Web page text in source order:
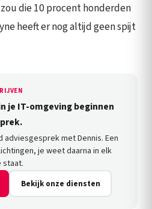
die 10 procent honderden
heeft er nog altijd geen spijt
je IT-omgeving beginnen
adviesgesprek met Dennis. Een
je weet daarna in elk
staat.
Bekijk onze diensten